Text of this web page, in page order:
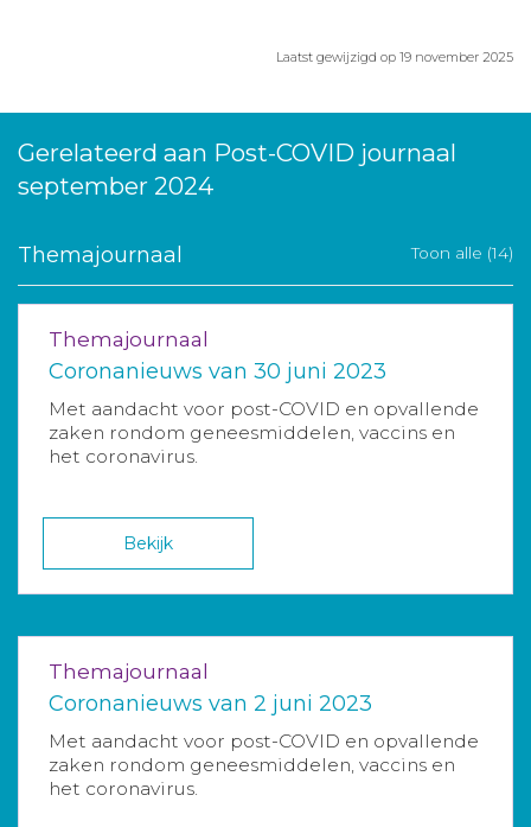
Laatst gewijzigd op 19 november 2025
Gerelateerd aan Post-COVID journaal
september 2024
Themajournaal Toon alle (14)
Themajournaal
Coronanieuws van 30 juni 2023
Met aandacht voor post-COVID en opvallende
zaken rondom geneesmiddelen, vaccins en
het coronavirus.
Bekijk
Themajournaal
Coronanieuws van 2 juni 2023
Met aandacht voor post-COVID en opvallende
zaken rondom geneesmiddelen, vaccins en
het coronavirus.